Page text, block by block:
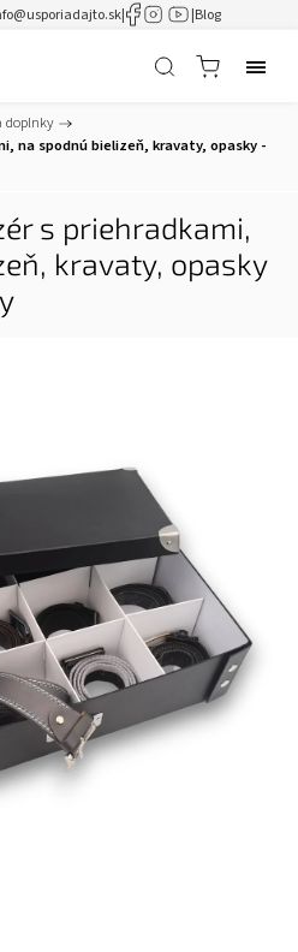
| |Blog
doplnky /
na spodnú bielizeň, kravaty, opasky -
s priehradkami,
kravaty, opasky